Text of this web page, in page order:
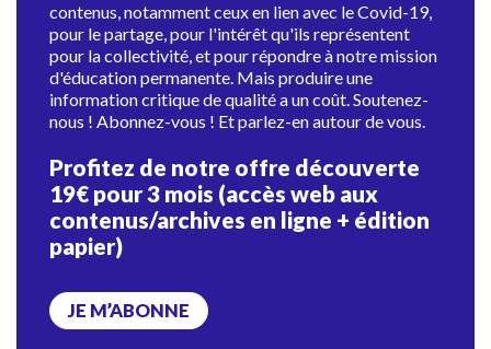
contenus, notamment ceux en lien avec le Covid-19,
pour le partage, pour l'intérêt qu'ils représentent
pour la collectivité, et pour répondre à notre mission
d'éducation permanente. Mais produire une
information critique de qualité a un coût. Soutenez-
nous ! Abonnez-vous ! Et parlez-en autour de vous.
Profitez de notre offre découverte
19€ pour 3 mois (accès web aux
contenus/archives en ligne + édition
papier)
JE M’ABONNE